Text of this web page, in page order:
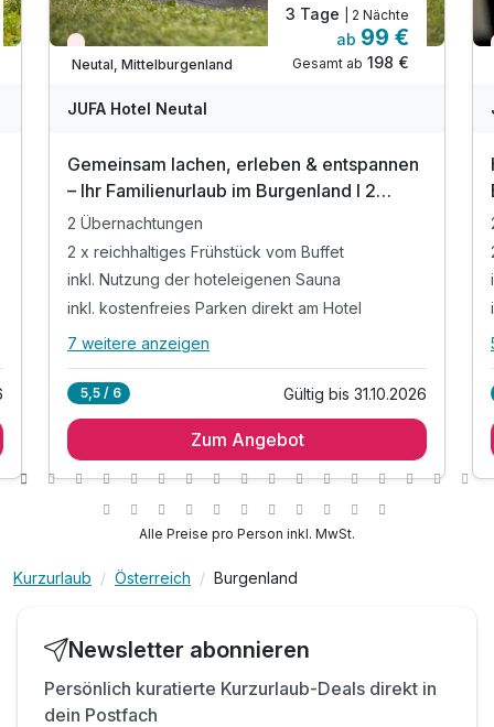
Nur noch Restplätze
Neutal, Mittelburgenland
3 Tage | 2 Nächte
ab 99 €
Gesamt ab 198 €
JUFA Hotel Neutal
Gemeinsam lachen, erleben & entspannen
– Ihr Familienurlaub im Burgenland I 2
Nächte
2 Übernachtungen
2 x reichhaltiges Frühstück vom Buffet
inkl. Nutzung der hoteleigenen Sauna
inkl. kostenfreies Parken direkt am Hotel
Alle Inklusivleistungen
2 x reichhaltiges Frühstück vom Buffet
inkl. kostenfreies WLAN
inkl. Streichelzoo & Abenteuerspielplatz
Tipp: Draisinentour Sonnenland
Tipp: Sonnentherme Lutzmannsburg
7 weitere anzeigen
5,5 / 6 Gültig bis 31.10.2026
Zum Angebot
Alle Preise pro Person inkl. MwSt.
Kurzurlaub Österreich Burgenland
Newsletter abonnieren
Persönlich kuratierte Kurzurlaub-Deals direkt in
dein Postfach